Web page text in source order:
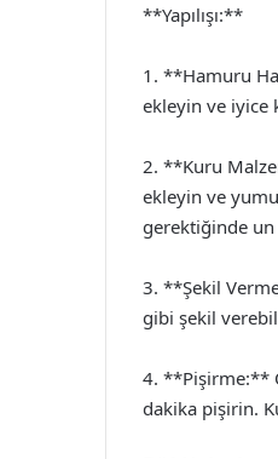
**Yapılışı:**
1. **Hamuru
ekleyin ve iyice
2. **Kuru
ekleyin ve
gerektiğinde
3. **Şekil
gibi şekil
4. **Pişirme:**
dakika pişirin.